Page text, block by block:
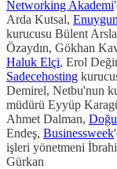
Networking Akademi
Arda Kutsal,
kurucusu Bülent
Özaydın, Gökhan
Haluk Elçi, Erol
Sadecehosting
Demirel, Netbu'nun
müdürü Eyyüp
Ahmet Dalman,
Endeş, Businessweek
işleri yönetmeni
Gürkan